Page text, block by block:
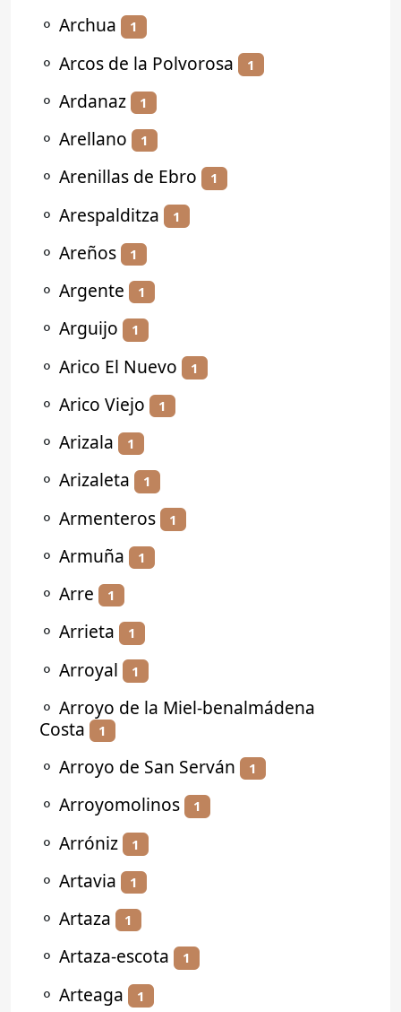
⚬ Archua 1
⚬ Arcos de la Polvorosa 1
⚬ Ardanaz 1
⚬ Arellano 1
⚬ Arenillas de Ebro 1
⚬ Arespalditza 1
⚬ Areños 1
⚬ Argente 1
⚬ Arguijo 1
⚬ Arico El Nuevo 1
⚬ Arico Viejo 1
⚬ Arizala 1
⚬ Arizaleta 1
⚬ Armenteros 1
⚬ Armuña 1
⚬ Arre 1
⚬ Arrieta 1
⚬ Arroyal 1
⚬ Arroyo de la Miel-benalmádena
Costa
1
⚬ Arroyo de San Serván 1
⚬ Arroyomolinos 1
⚬ Arróniz 1
⚬ Artavia 1
⚬ Artaza 1
⚬ Artaza-escota 1
⚬ Arteaga 1